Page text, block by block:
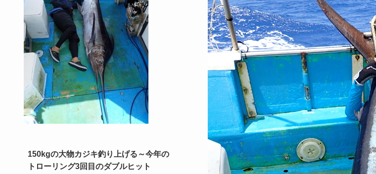
150kgの大物カジキ釣り上げる～今年の
トローリング3回目のダブルヒット